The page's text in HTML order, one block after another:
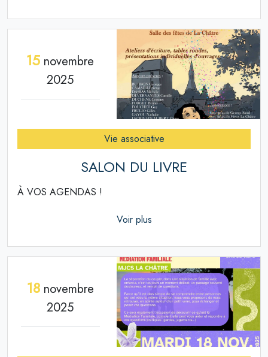
15 novembre
2025
Vie associative
SALON DU LIVRE
À VOS AGENDAS !
Voir plus
18novembre
2025